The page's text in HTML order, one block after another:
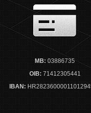
MB: 03886735
OIB: 71412305441
IBAN: